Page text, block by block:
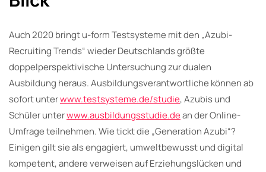
Auch 2020 bringt u-form Testsysteme mit den „Azubi-
Recruiting Trends“ wieder Deutschlands größte
doppelperspektivische Untersuchung zur dualen
Ausbildung heraus. Ausbildungsverantwortliche können ab
sofort unterwww.testsysteme.de/studie, Azubis und
Schüler unterwww.ausbildungsstudie.dean der Online-
Umfrage teilnehmen. Wie tickt die „Generation Azubi“?
Einigen gilt sie als engagiert, umweltbewusst und digital
kompetent, andere verweisen auf Erziehungslücken und